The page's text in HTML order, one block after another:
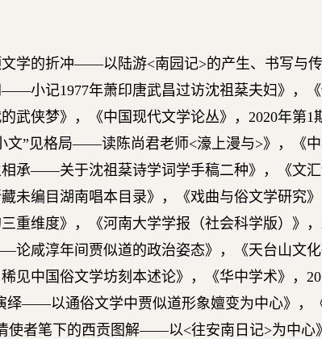
文学的折冲——以陆游<南园记>的产生、书写与
——小记1977年萧印唐武昌过访沈祖棻夫妇》，《
武侠梦》，《中国现代文学论丛》， 2020年第1
文” 见格局——读陈尚君老师<濠上漫与>》，《
承——关于沈祖棻诗学词学手稿二种》，《文汇
藏未编目湖南唱本目录》，《戏曲与俗文学研究》
重维度》，《河南大学学报（社会科学版）》，
论咸淳年间贾似道的政治姿态》，《天台山文化
见中国俗文学坊刻本述论》，《华中学术》，
绎——以通俗文学中贾似道形象嬗变为中心》，
使者笔下的西贡图解——以<往安南日记>为中心